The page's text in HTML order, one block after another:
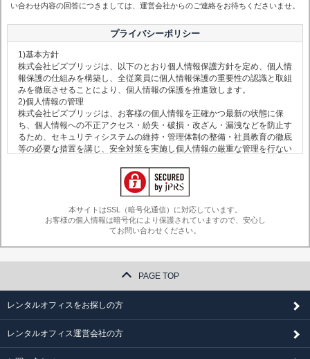
い合わせ内容の回答につきましては、運営会社からのご連絡をお待ちくださいませ。
プライバシーポリシー
1)基本方針
株式会社ビズブリッジは、以下のとおり個人情報保護方針を定め、個人情
報保護の仕組みを構築し、全従業員に個人情報保護の重要性の認識と取組
みを徹底させることにより、個人情報の保護を推進致します。
2)個人情報の管理
株式会社ビズブリッジは、お客様の個人情報を正確かつ最新の状態に保
ち、個人情報への不正アクセス・紛失・破損・改ざん・漏洩などを防止す
るため、セキュリティシステムの維持・管理体制の整備・社員教育の徹底
等の必要な措置を講じ、安全対策を実施し個人情報の厳重な管理を行ない
本ウェブサイトでは、お客様からのお問い合わせ時に、お名前、e-mailア
ドレス、電話番号等の個人情報をご登録いただく場合がございますが、こ
れらの個人情報はご提供いただく際の目的や株式会社ビズブリッジからお
客様への情報提供以外では利用いたしません。
4)個人情報の第三者への開示・提供の禁止
・お客様が希望されるサービスを行なうために株式会社ビズブリッジが業
務を委託する業者に対して開示をする必要がある場合
株式会社ビズブリッジでは、ヤフー株式会社をはじめとする第三者から配
信される広告が掲載される場合があり、これに関連して、当該第三者が、
本サイトはSSL（暗号化通信）に対応しています。
お客様の個人情報は暗号化により保護されていますので、安心し
てお問い合わせください。
PAGE TOP
レンタルオフィスをお探しの方
レンタルオフィス運営会社の方